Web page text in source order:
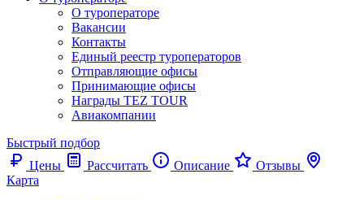
О туроператоре
Вакансии
Контакты
Единый реестр туроператоров
Отправляющие офисы
Принимающие офисы
Награды TEZ TOUR
Авиакомпании
Быстрый подбор
Цены
Рассчитать Описание
Отзывы
Карта